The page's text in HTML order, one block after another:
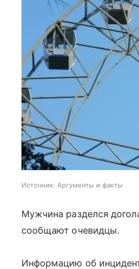
Источник: Аргументы и факты
Мужчина разделся
сообщают очевидцы.
Информацию об